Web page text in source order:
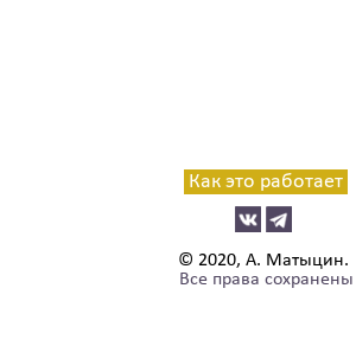
Как это работает
© 2020, А. Матыцин.
Все права сохранены